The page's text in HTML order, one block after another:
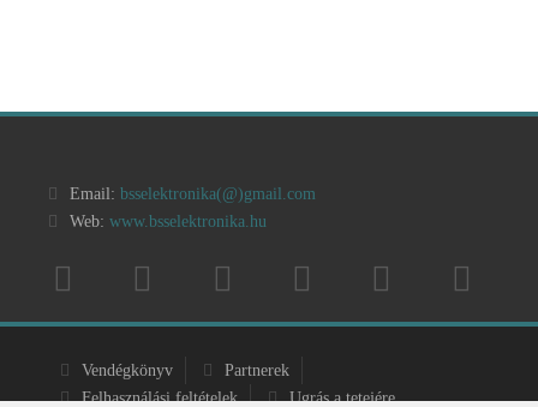
Email: bsselektronika(@)gmail.com
Web: www.bsselektronika.hu
Vendégkönyv
Partnerek
Felhasználási feltételek
Ugrás a tetejére